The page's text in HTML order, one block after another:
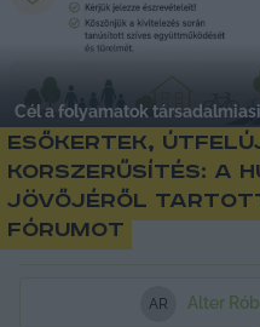
Cél a folyamatok
Esőkertek,
korszerűsítés: a
jövőjéről
fórumot
AR Alter